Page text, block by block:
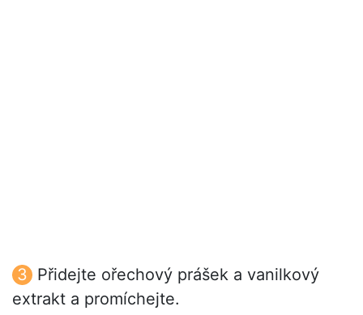
Přidejte ořechový prášek a vanilkový
extrakt a promíchejte.